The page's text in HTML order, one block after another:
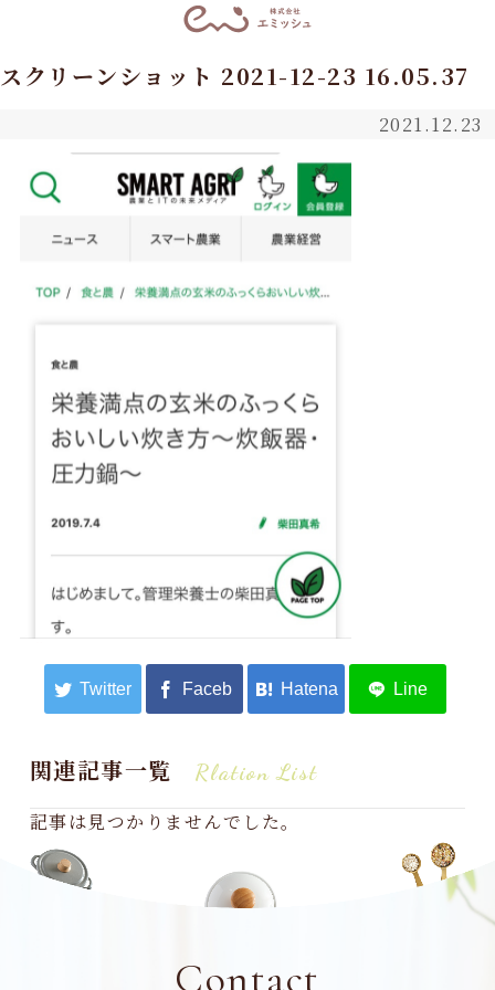
スクリーンショット 2021-12-23 16.05.37
2021.12.23
関連記事一覧 Rlation List
記事は見つかりませんでした。
Contact